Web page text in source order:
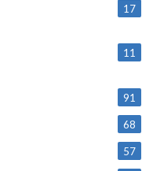
17
11
91
68
57